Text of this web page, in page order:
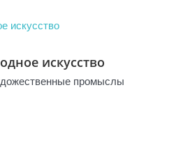
искусство
промыслы